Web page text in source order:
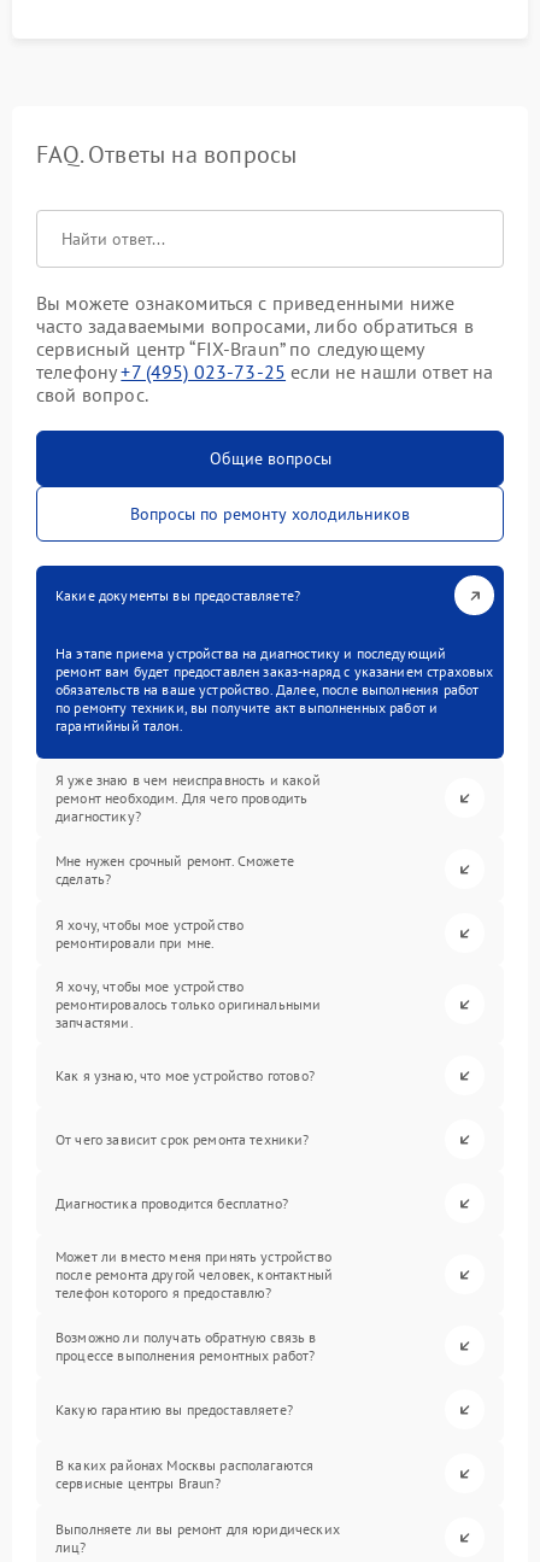
FAQ. Ответы на вопросы
Вы можете ознакомиться с приведенными ниже
часто задаваемыми вопросами, либо обратиться в
сервисный центр “FIX-Braun” по следующему
телефону+7 (495) 023-73-25 если не нашли ответ на
свой вопрос.
Общие вопросы
Вопросы по ремонту холодильников
Какие документы вы предоставляете?
На этапе приема устройства на диагностику и последующий
ремонт вам будет предоставлен заказ-наряд с указанием страховых
обязательств на ваше устройство. Далее, после выполнения работ
по ремонту техники, вы получите акт выполненных работ и
гарантийный талон.
Я уже знаю в чем неисправность и какой
ремонт необходим. Для чего проводить
диагностику?
Мне нужен срочный ремонт. Сможете
сделать?
Я хочу, чтобы мое устройство
ремонтировали при мне.
Я хочу, чтобы мое устройство
ремонтировалось только оригинальными
запчастями.
Как я узнаю, что мое устройство готово?
От чего зависит срок ремонта техники?
Диагностика проводится бесплатно?
Может ли вместо меня принять устройство
после ремонта другой человек, контактный
телефон которого я предоставлю?
Возможно ли получать обратную связь в
процессе выполнения ремонтных работ?
Какую гарантию вы предоставляете?
В каких районах Москвы располагаются
сервисные центры Braun?
Выполняете ли вы ремонт для юридических
лиц?